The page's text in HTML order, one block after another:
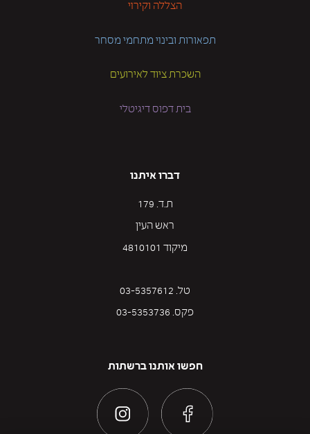
הצללה וקירוי
תפאורות ובינוי מתחמי מסחר
השכרת ציוד לאירועים
בית דפוס דיגיטלי
דברו איתנו
ת.ד. 179
ראש העין
מיקוד 4810101
טל. 03-5357612
פקס. 03-5353736
חפשו אותנו ברשתות